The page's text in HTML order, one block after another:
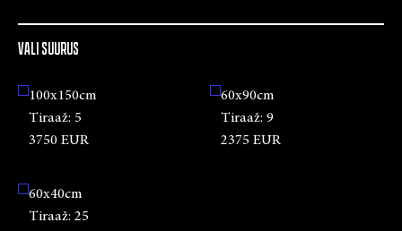
VALI SUURUS
100x150cm
Tiraaž: 5
3750 EUR
60x90cm
Tiraaž: 9
2375 EUR
60x40cm
Tiraaž: 25